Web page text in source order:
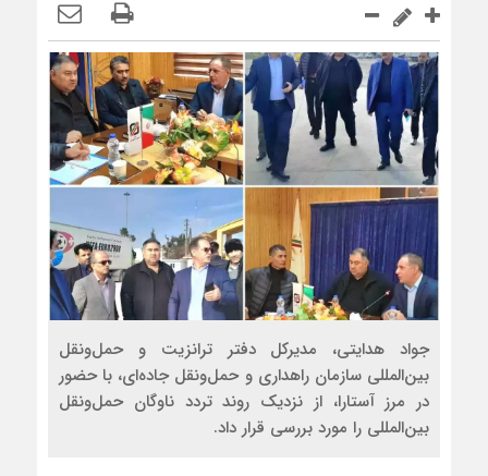
جواد هدایتی، مدیرکل دفتر ترانزیت و حمل‌ونقل
بین‌المللی سازمان راهداری و حمل‌ونقل جاده‌ای، با حضور
در مرز آستارا، از نزدیک روند تردد ناوگان حمل‌ونقل
بین‌المللی را مورد بررسی قرار داد.